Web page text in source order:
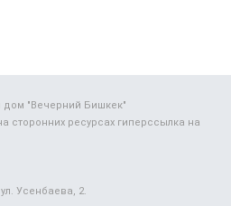
"Вечерний Бишкек"
сторонних ресурсах гиперссылка на
Усенбаева, 2.